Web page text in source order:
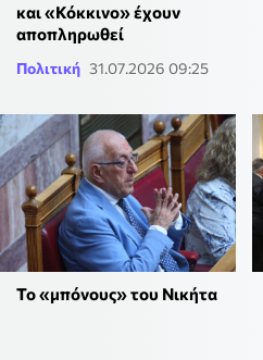
και «Κόκκινο» έχουν
αποπληρωθεί
Πολιτική 31.07.2026 09:25
Το «μπόνους» του Νικήτα